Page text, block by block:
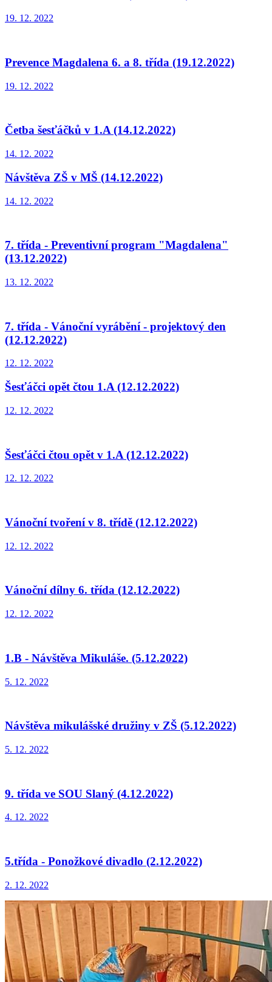
19. 12. 2022
Prevence Magdalena 6. a 8. třída (19.12.2022)
19. 12. 2022
Četba šesťáčků v 1.A (14.12.2022)
14. 12. 2022
Návštěva ZŠ v MŠ (14.12.2022)
14. 12. 2022
7. třída - Preventivní program "Magdalena"
(13.12.2022)
13. 12. 2022
7. třída - Vánoční vyrábění - projektový den
(12.12.2022)
12. 12. 2022
Šesťáčci opět čtou 1.A (12.12.2022)
12. 12. 2022
Šesťáčci čtou opět v 1.A (12.12.2022)
12. 12. 2022
Vánoční tvoření v 8. třídě (12.12.2022)
12. 12. 2022
Vánoční dílny 6. třída (12.12.2022)
12. 12. 2022
1.B - Návštěva Mikuláše. (5.12.2022)
5. 12. 2022
Návštěva mikulášské družiny v ZŠ (5.12.2022)
5. 12. 2022
9. třída ve SOU Slaný (4.12.2022)
4. 12. 2022
5.třída - Ponožkové divadlo (2.12.2022)
2. 12. 2022